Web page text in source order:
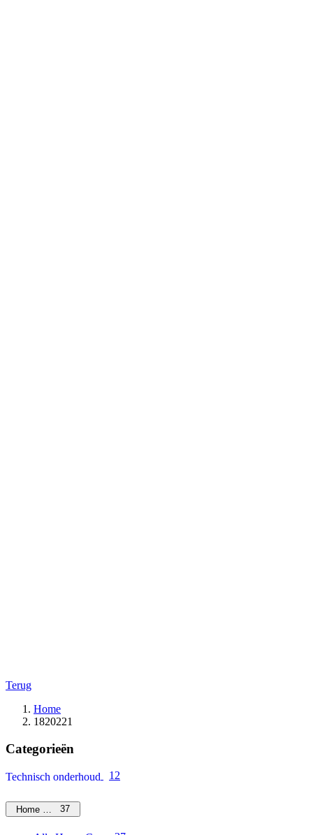
Terug
Home
1820221
Categorieën
Technisch onderhoud 12
Home Care37